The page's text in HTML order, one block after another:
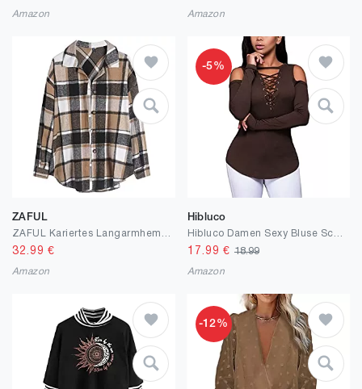
Amazon Amazon
ZAFUL
32.99 €
Amazon
-5%
Hibluco
17.99 € 18.99
Amazon
-12%